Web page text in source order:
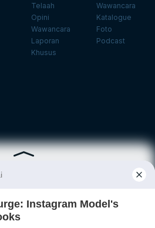
Telaah
Opini
Wawancara
Laporan
Khusus
Wawancara
Katalogue
Foto
Podcast
Daftar